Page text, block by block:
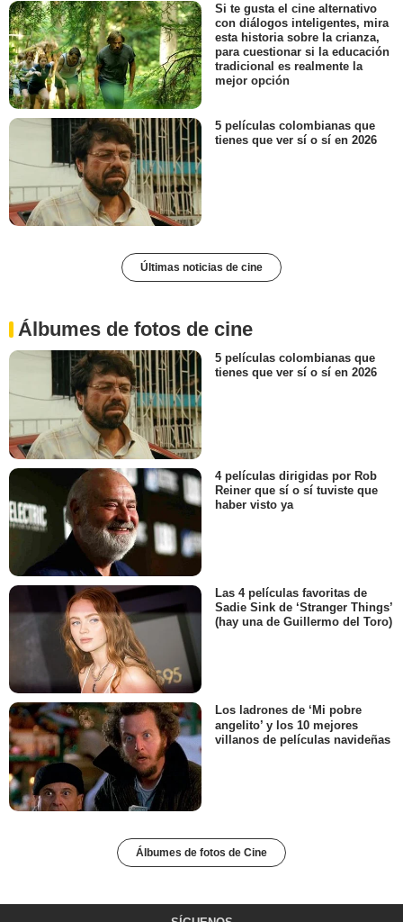
Si te gusta el cine alternativo
con diálogos inteligentes, mira
esta historia sobre la crianza,
para cuestionar si la educación
tradicional es realmente la
mejor opción
5 películas colombianas que
tienes que ver sí o sí en 2026
Últimas noticias de cine
Álbumes de fotos de cine
5 películas colombianas que
tienes que ver sí o sí en 2026
4 películas dirigidas por Rob
Reiner que sí o sí tuviste que
haber visto ya
Las 4 películas favoritas de
Sadie Sink de ‘Stranger Things’
(hay una de Guillermo del Toro)
Los ladrones de ‘Mi pobre
angelito’ y los 10 mejores
villanos de películas navideñas
Álbumes de fotos de Cine